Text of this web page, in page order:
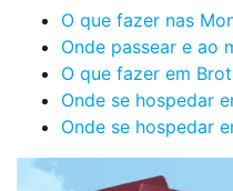
O que fazer nas
Onde passear e ao
O que fazer em
Onde se hospedar
Onde se hospedar